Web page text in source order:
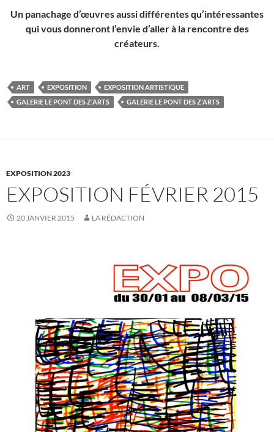
Un panachage d’œuvres aussi différentes qu’intéressantes
qui vous donneront l’envie d’aller à la rencontre des
créateurs.
ART EXPOSITION
EXPOSITION ARTISTIQUE
GALERIE LE PONT DES Z'ARTS
GALERIE LE PONT DES Z'ARTS
EXPOSITION 2023
EXPOSITION FÉVRIER 2015
20 JANVIER 2015 LA RÉDACTION